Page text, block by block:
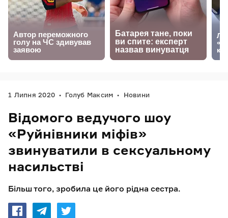
1 Липня 2020 Голуб Максим Новини
Відомого ведучого шоу
«Руйнівники міфів»
звинуватили в сексуальному
насильстві
Більш того, зробила це його рідна сестра.